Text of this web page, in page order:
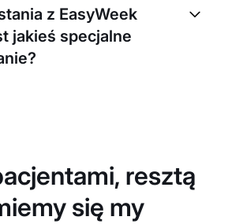
oferowane usługi, a
stronę rezerwacji.
z EasyWeek
jakieś specjalne
resztą
się my